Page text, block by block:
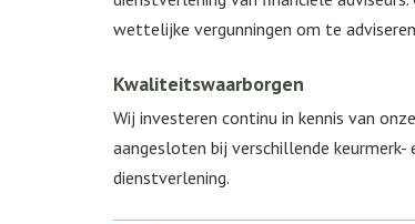
wettelijke vergunningen om te
Kwaliteitswaarborgen
Wij investeren continu in kennis van
aangesloten bij verschillende
dienstverlening.